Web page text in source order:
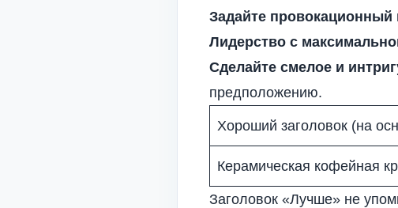
Задайте провокационный
Лидерство с
Сделайте смелое и
предположению.
Хороший заголовок (на
Керамическая кофейная
Заголовок «Лучше» не